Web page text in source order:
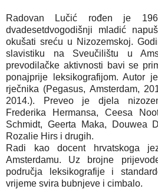
Radovan Lučić rođen je
dvadesetdvogodišnji mladić
okušati sreću u Nizozemskoj.
slavistiku na Sveučilištu u
prevodilačke aktivnosti bavi se
ponajprije leksikografijom. Autor
rječnika (Pegasus, Amsterdam,
2014.). Preveo je djela
Frederika Hermansa, Ceesa
Schmidt, Geerta Maka, Douwea
Rozalie Hirs i drugih.
Radi kao docent hrvatskoga
Amsterdamu. Uz brojne
područja leksikografije i
vrijeme svira bubnjeve i cimbalo.